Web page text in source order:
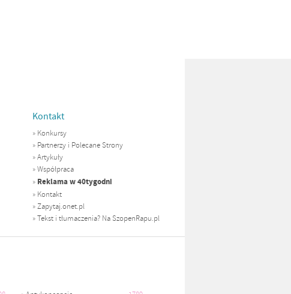
Kontakt
» Konkursy
» Partnerzy i Polecane Strony
»Artykuły
»Współpraca
» Reklama w 40tygodni
» Kontakt
»Zapytaj.onet.pl
»Tekst i tłumaczenia? Na SzopenRapu.pl